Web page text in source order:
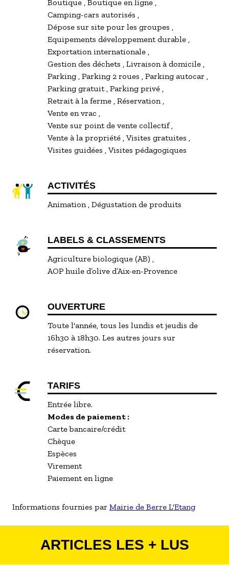
Boutique Boutique en ligne
Camping-cars autorisés
Dépose sur site pour les groupes
Equipements développement durable
Exportation internationale
Gestion des déchets
Livraison à domicile
Parking Parking 2 roues
Parking autocar
Parking gratuit Parking privé
Retrait à la ferme Réservation
Vente en vrac
Vente sur point de vente collectif
Vente à la propriété Visites gratuites
Visites guidées
Visites pédagogiques
ACTIVITÉS
Animation Dégustation de produits
LABELS & CLASSEMENTS
Agriculture biologique (AB)
AOP huile d’olive d’Aix-en-Provence
OUVERTURE
Toute l'année, tous les lundis et jeudis de
16h30 à 18h30. Les autres jours sur
réservation.
TARIFS
Entrée libre.
Modes de paiement :
Carte bancaire/crédit
Chèque
Espèces
Virement
Paiement en ligne
Informations fournies par Mairie de Berre L'Etang
ARTICLES LES + LUS